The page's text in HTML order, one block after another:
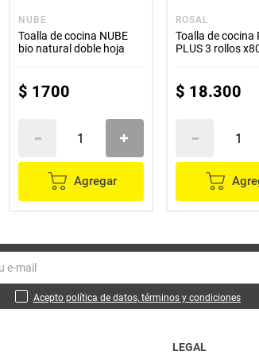
NUBE
Toalla de cocina NUBE
bio natural doble hoja
$ 1700
Agregar
ROSAL
Toalla de cocina
PLUS 3 rollos
$ 18.300
Acepto política de datos, términos y condiciones
LEGAL